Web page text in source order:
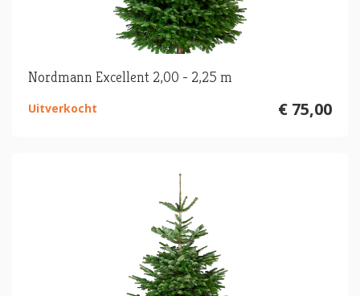
Nordmann Excellent 2,00 - 2,25 m
€ 75,00
Uitverkocht